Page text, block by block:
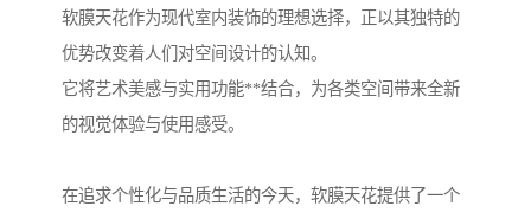
软膜天花作为现代室内装饰的理想选择，正以其独特的
优势改变着人们对空间设计的认知。
它将艺术美感与实用功能**结合，为各类空间带来全新
的视觉体验与使用感受。
在追求个性化与品质生活的今天，软膜天花提供了一个